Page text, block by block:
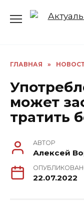
ГЛАВНАЯ »
может
тратить
АВТОР
Алексей
22.07.2022